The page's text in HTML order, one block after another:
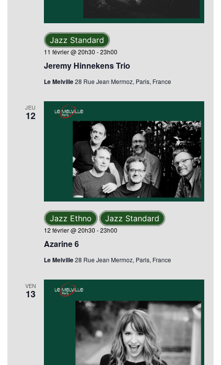
Jeremy Hinnekens Trio
11 février @ 20h30 -23h00
Jazz Standard
Le Melville28 Rue Jean Mermoz, Paris, France
JEU
12
Azarine 6
12 février @ 20h30 -23h00
Jazz Ethno Jazz Standard
Le Melville28 Rue Jean Mermoz, Paris, France
VEN
13